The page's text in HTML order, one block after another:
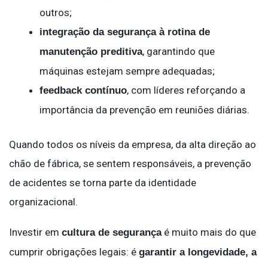
outros;
integração da segurança à rotina de
manutenção preditiva, garantindo que
máquinas estejam sempre adequadas;
feedback contínuo, com líderes reforçando a
importância da prevenção em reuniões diárias.
Quando todos os níveis da empresa, da alta direção ao
chão de fábrica, se sentem responsáveis, a prevenção
de acidentes se torna parte da identidade
organizacional.
Investir em cultura de segurançaé muito mais do que
cumprir obrigações legais: é garantir a longevidade, a